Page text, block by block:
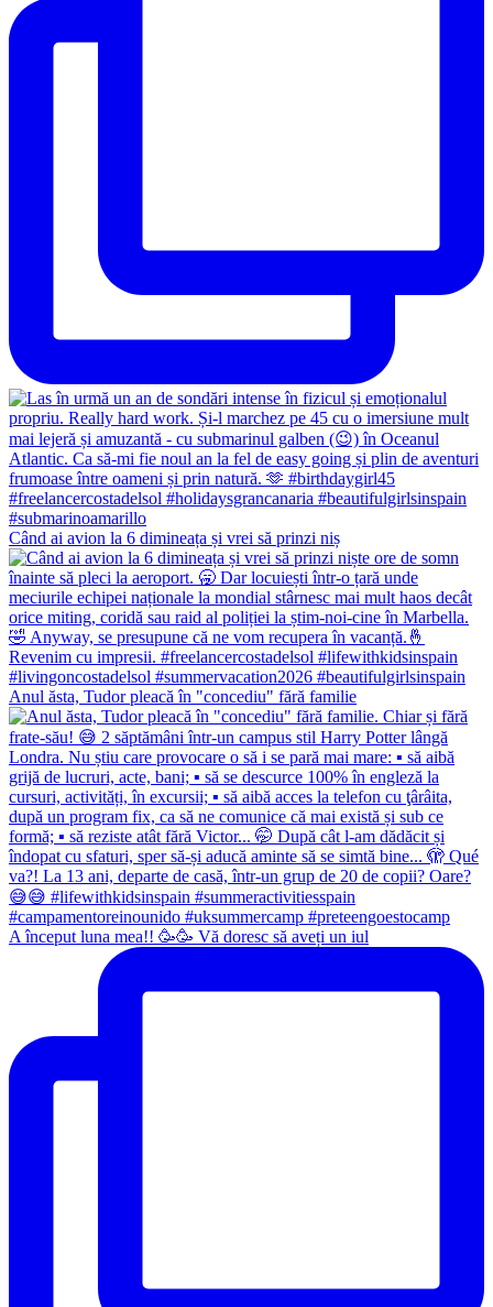
Când ai avion la 6 dimineața și vrei să prinzi niș
Anul ăsta, Tudor pleacă în "concediu" fără familie
A început luna mea!! 🥳🥳 Vă doresc să aveți un iul